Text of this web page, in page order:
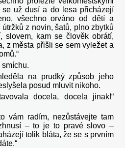
se už dusí a do lesa přicházejí
všechno orváno od dětí a
z novin, šatů, plno zbytků
slovem, kam se člověk obrátí,
z města přišli se sem vyležet a
na prudký způsob jeho
posud mluvit nikoho.
docela, docela jinak!“
vám radím, nezůstávejte tam
– to je to pravé slovo –
tolik bláta, že se s prvním